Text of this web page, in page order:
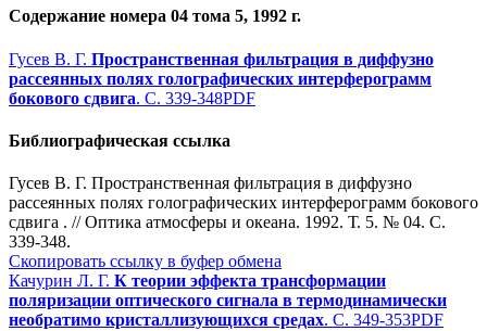
Содержание номера 04 тома 5, 1992 г.
Гусев В. Г. Пространственная фильтрация в диффузно
рассеянных полях голографических интерферограмм
бокового сдвига. С. 339-348PDF
Библиографическая ссылка
Гусев В. Г. Пространственная фильтрация в диффузно
рассеянных полях голографических интерферограмм бокового
сдвига . // Оптика атмосферы и океана. 1992. Т. 5. № 04. С.
339-348.
Скопировать ссылку в буфер обмена
Качурин Л. Г. К теории эффекта трансформации
поляризации оптического сигнала в термодинамически
необратимо кристаллизующихся средах. С. 349-353PDF